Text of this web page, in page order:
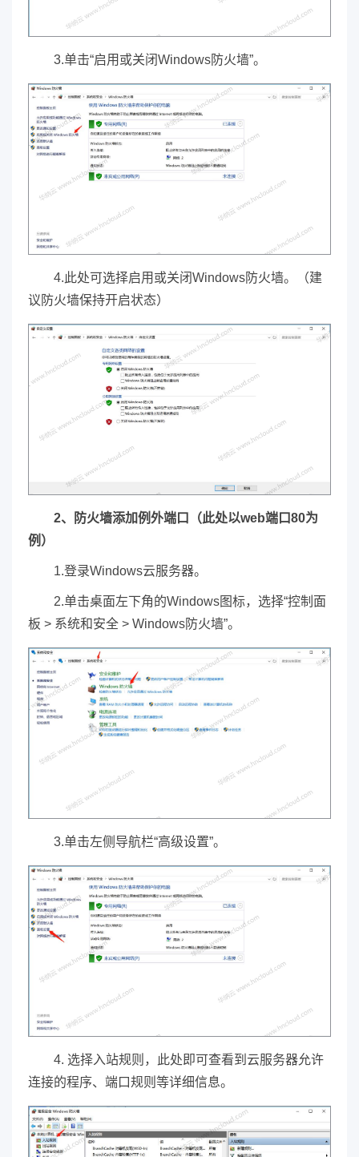
3.单击“启用或关闭Windows防火墙”。
4.此处可选择启用或关闭Windows防火墙。（建
议防火墙保持开启状态）
2、防火墙添加例外端口（此处以web端口80为
例）
1.登录Windows云服务器。
2.单击桌面左下角的Windows图标，选择“控制面
板 > 系统和安全 > Windows防火墙”。
3.单击左侧导航栏“高级设置”。
4. 选择入站规则，此处即可查看到云服务器允许
连接的程序、端口规则等详细信息。